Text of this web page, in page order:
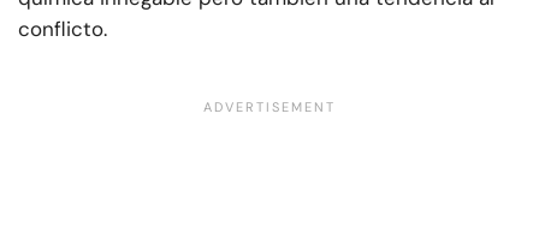
conflicto.